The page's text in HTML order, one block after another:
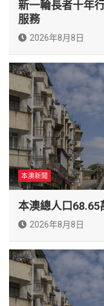
新一輪長者十年
服務
2026年8月8日
本澳新聞
本澳總人口68.65
2026年8月8日